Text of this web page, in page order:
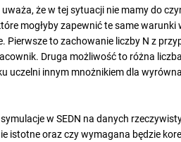
że w tej sytuacji nie mamy do
mogłyby zapewnić te same
Pierwsze to zachowanie liczby N z
Druga możliwość to różna
uczelni innym mnożnikiem dla
w SEDN na danych
istotne oraz czy wymagana będzie